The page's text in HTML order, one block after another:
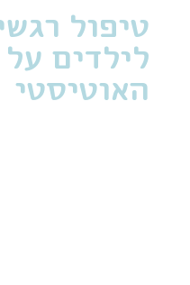
טיפול
לילדים
האוטיסטי